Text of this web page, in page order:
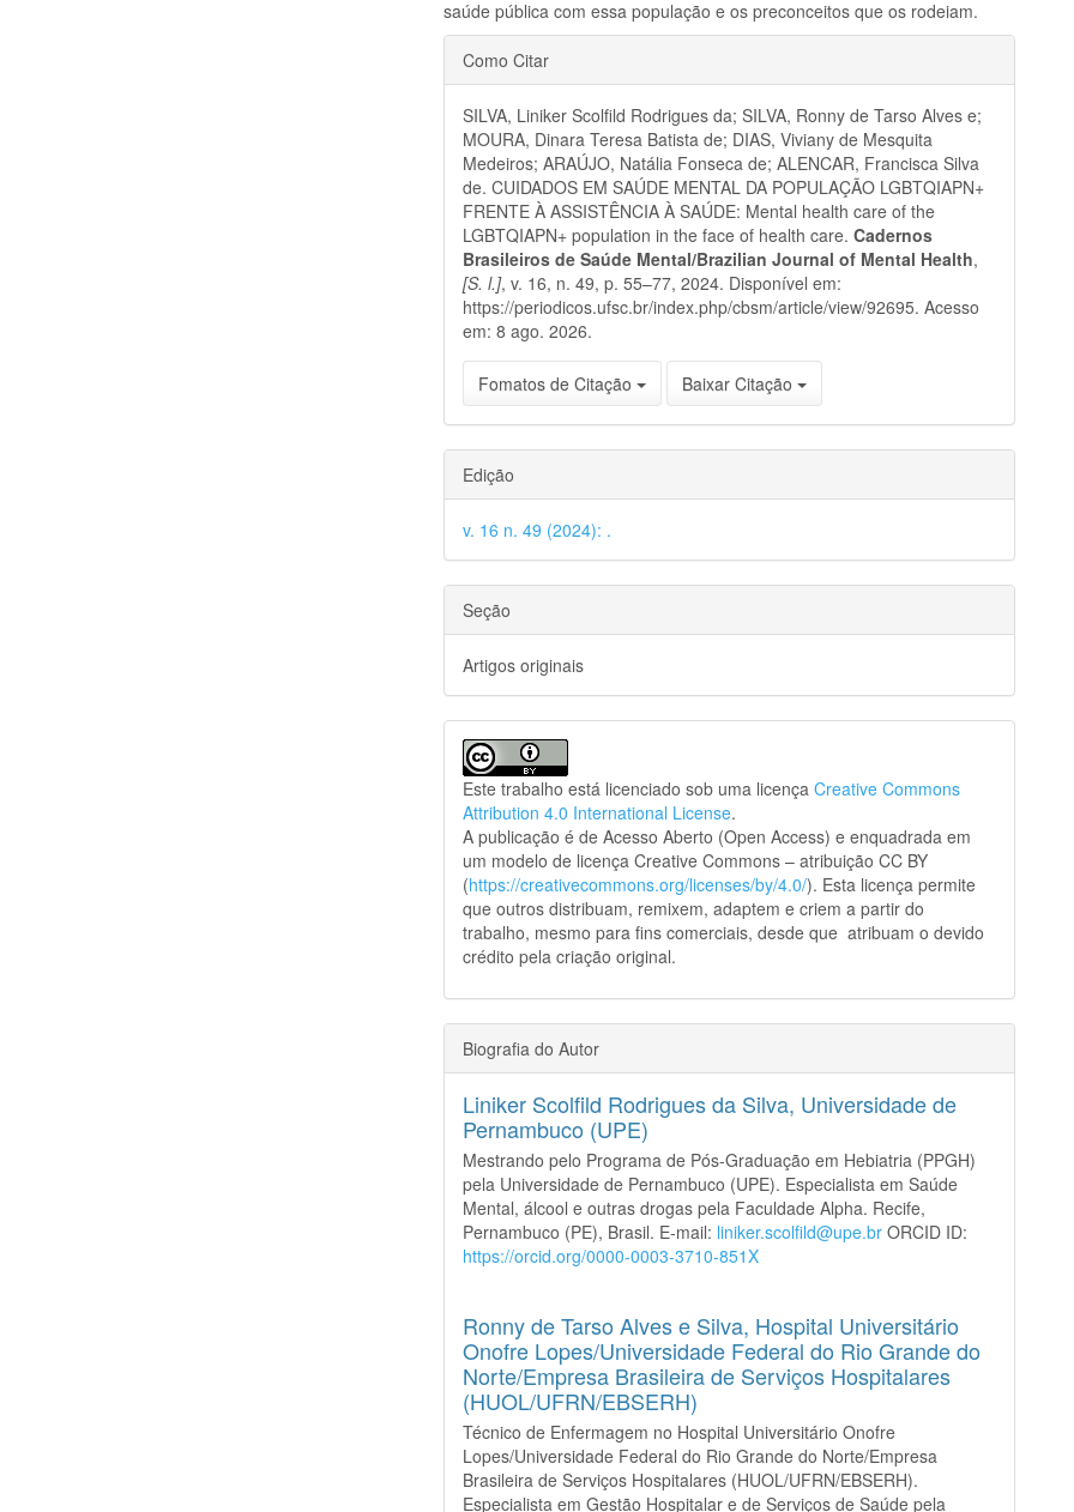
saúde pública com essa população e os preconceitos que os rodeiam.
Detalhes
do
artigo
Como Citar
SILVA, Liniker Scolfild Rodrigues da; SILVA, Ronny de Tarso Alves e;
MOURA, Dinara Teresa Batista de; DIAS, Viviany de Mesquita
Medeiros; ARAÚJO, Natália Fonseca de; ALENCAR, Francisca Silva
de. CUIDADOS EM SAÚDE MENTAL DA POPULAÇÃO LGBTQIAPN+
FRENTE À ASSISTÊNCIA À SAÚDE: Mental health care of the
LGBTQIAPN+ population in the face of health care.Cadernos
Brasileiros de Saúde Mental/Brazilian Journal of Mental Health,
[S. l.], v. 16, n. 49, p. 55–77, 2024. Disponível em:
https://periodicos.ufsc.br/index.php/cbsm/article/view/92695. Acesso
em: 8 ago. 2026.
Fomatos de Citação Baixar Citação
Edição
v. 16 n. 49 (2024): .
Seção
Artigos originais
Este trabalho está licenciado sob uma licençaCreative Commons
Attribution 4.0 International License.
A publicação é de Acesso Aberto (Open Access) e enquadrada em
um modelo de licença Creative Commons – atribuição CC BY
(https://creativecommons.org/licenses/by/4.0/). Esta licença permite
que outros distribuam, remixem, adaptem e criem a partir do
trabalho, mesmo para fins comerciais, desde que atribuam o devido
crédito pela criação original.
Biografia do Autor
Liniker Scolfild Rodrigues da Silva, Universidade de
Pernambuco (UPE)
Mestrando pelo Programa de Pós-Graduação em Hebiatria (PPGH)
pela Universidade de Pernambuco (UPE). Especialista em Saúde
Mental, álcool e outras drogas pela Faculdade Alpha. Recife,
Pernambuco (PE), Brasil. E-mail: liniker.scolfild@upe.br ORCID ID:
https://orcid.org/0000-0003-3710-851X
Ronny de Tarso Alves e Silva, Hospital Universitário
Onofre Lopes/Universidade Federal do Rio Grande do
Norte/Empresa Brasileira de Serviços Hospitalares
(HUOL/UFRN/EBSERH)
Técnico de Enfermagem no Hospital Universitário Onofre
Lopes/Universidade Federal do Rio Grande do Norte/Empresa
Brasileira de Serviços Hospitalares (HUOL/UFRN/EBSERH).
Especialista em Gestão Hospitalar e de Serviços de Saúde pela